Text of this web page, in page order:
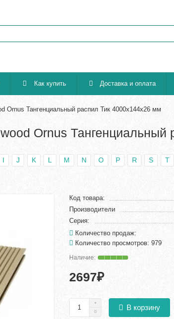
Как купить Доставка и оплата
Ornus Тангенциальный распил Тик 4000х144х26 мм
Ornus Тангенциальный
I J K L M N O P R S T
Код товара:
Производители
Серия:
Количество продаж:
Количество просмотров: 979
2697₽
В корзину